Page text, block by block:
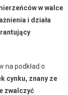
w walce
i działa
na podkład o
cynku, znany ze
zwalczyć